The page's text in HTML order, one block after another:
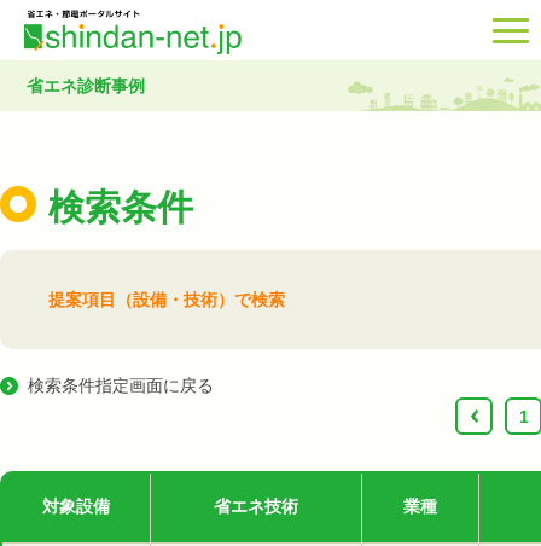
省エネ診断事例
検索条件
提案項目（設備・技術）で検索
検索条件指定画面に戻る
‹
1
対象設備 省エネ技術 業種